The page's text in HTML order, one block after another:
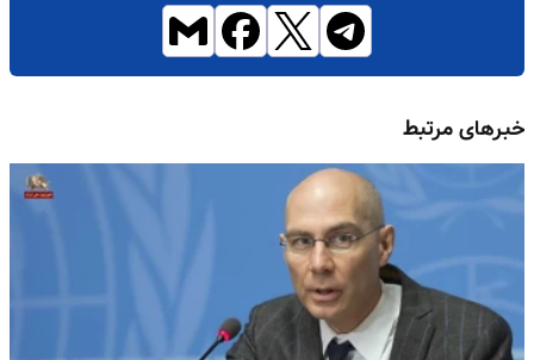
خبرهای مرتبط